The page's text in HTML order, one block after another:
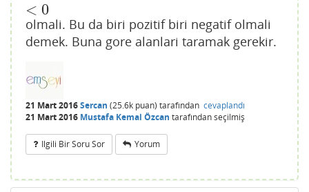
< 0
olmali. Bu da biri pozitif biri negatif olmali
demek. Buna gore alanlari taramak gerekir.
21 Mart 2016Sercan (25.6k puan) tarafından cevaplandı
21 Mart 2016 Mustafa Kemal Özcan tarafındanseçilmiş
Ilgili Bir Soru Sor Yorum